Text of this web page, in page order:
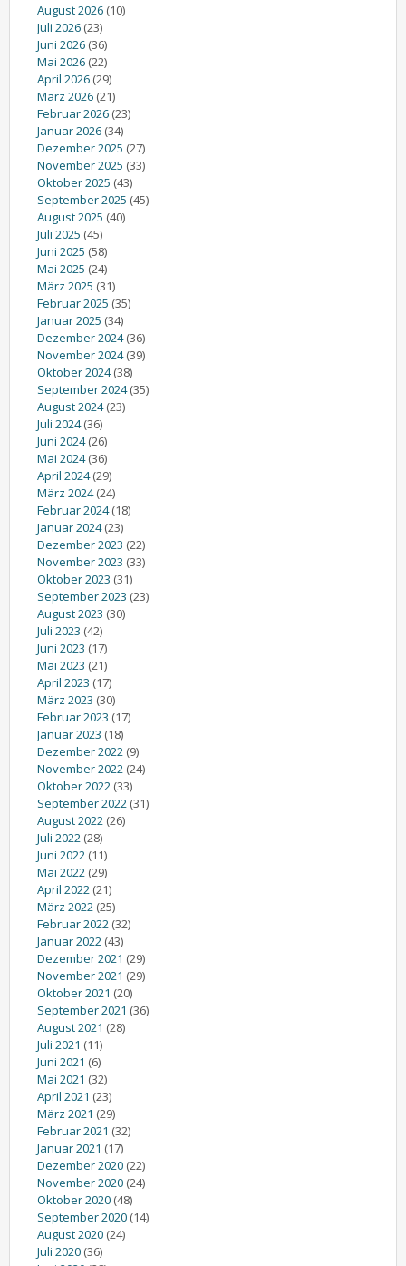
August 2026 (10)
Juli 2026 (23)
Juni 2026 (36)
Mai 2026 (22)
April 2026 (29)
März 2026 (21)
Februar 2026 (23)
Januar 2026 (34)
Dezember 2025 (27)
November 2025 (33)
Oktober 2025 (43)
September 2025 (45)
August 2025 (40)
Juli 2025 (45)
Juni 2025 (58)
Mai 2025 (24)
März 2025 (31)
Februar 2025 (35)
Januar 2025 (34)
Dezember 2024(36)
November 2024(39)
Oktober 2024(38)
September 2024(35)
August 2024(23)
Juli 2024(36)
Juni 2024(26)
Mai 2024(36)
April 2024(29)
März 2024(24)
Februar 2024(18)
Januar 2024(23)
Dezember 2023 (22)
November 2023 (33)
Oktober 2023 (31)
September 2023 (23)
August 2023 (30)
Juli 2023 (42)
Juni 2023 (17)
Mai 2023 (21)
April 2023 (17)
März 2023 (30)
Februar 2023 (17)
Januar 2023 (18)
Dezember 2022 (9)
November 2022 (24)
Oktober 2022 (33)
September 2022 (31)
August 2022 (26)
Juli 2022 (28)
Juni 2022 (11)
Mai 2022 (29)
April 2022 (21)
März 2022 (25)
Februar 2022 (32)
Januar 2022 (43)
Dezember 2021 (29)
November 2021 (29)
Oktober 2021 (20)
September 2021 (36)
August 2021 (28)
Juli 2021 (11)
Juni 2021 (6)
Mai 2021 (32)
April 2021 (23)
März 2021 (29)
Februar 2021 (32)
Januar 2021 (17)
Dezember 2020 (22)
November 2020 (24)
Oktober 2020 (48)
September 2020 (14)
August 2020 (24)
Juli 2020 (36)